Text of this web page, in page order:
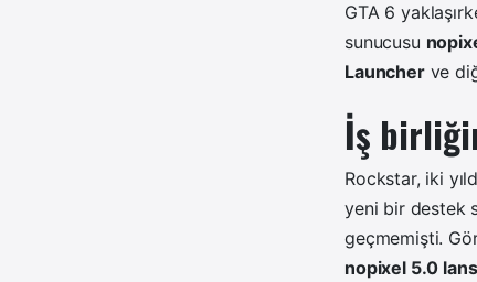
GTA 6
sunucusu
Launcherve
İş
Rockstar, iki
yeni bir destek
geçmemişti.
nopixel 5.0